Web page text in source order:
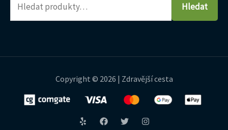
Hledat
Copyright © 2026 | Zdravější cesta